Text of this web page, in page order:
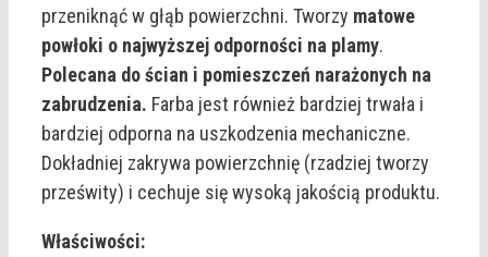
przeniknąć w głąb powierzchni. Tworzy matowe
powłoki o najwyższej odporności na plamy.
Polecana do ścian i pomieszczeń narażonych na
zabrudzenia. Farba jest również bardziej trwała i
bardziej odporna na uszkodzenia mechaniczne.
Dokładniej zakrywa powierzchnię (rzadziej tworzy
prześwity) i cechuje się wysoką jakością produktu.
Właściwości: